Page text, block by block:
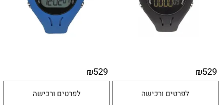
₪529
לפרטים ורכישה
₪529
לפרטים ורכישה